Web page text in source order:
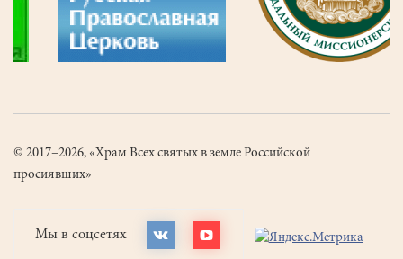
© 2017–2026, «Храм Всех святых в земле Российской
просиявших»
Мы в соцсетях